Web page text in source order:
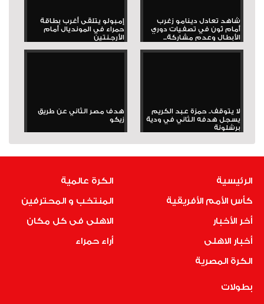
شاهد تعادل دينامو زغرب
أمام ثون في تصفيات دوري
الأبطال وعدم مشاركة...
إمبولو يتلقى أغرب بطاقة
حمراء في المونديال أمام
الأرجنتين
لا يتوقف.. حمزة عبد الكريم
يسجل هدفه الثاني في ودية
برشلونة
هدف مصر الثاني عن طريق
زيكو
الرئيسية
كأس الأمم الأفريقية
أخر الأخبار
أخبار الاهلى
الكرة المصرية
الكرة عالمية
المنتخب و المحترفين
الاهلى فى كل مكان
أراء حمراء
بطولات